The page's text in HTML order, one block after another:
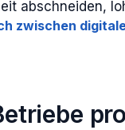
abschneiden,
zwischen